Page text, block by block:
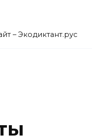
– Экодиктант.рус